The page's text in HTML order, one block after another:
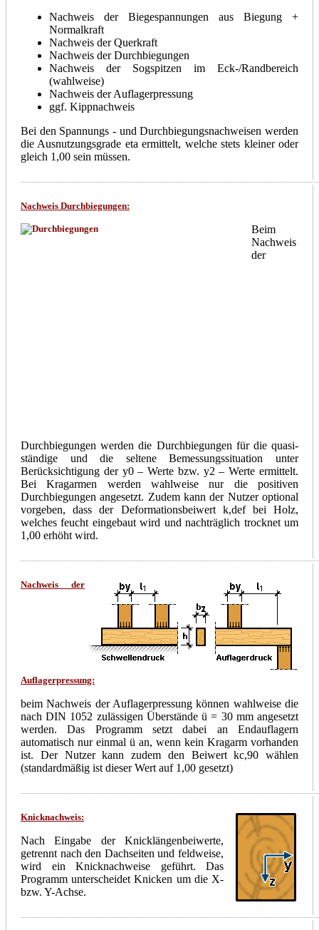
Nachweis der Biegespannungen aus Biegung +
Normalkraft
Nachweis der Querkraft
Nachweis der Durchbiegungen
Nachweis der Sogspitzen im Eck-/Randbereich
(wahlweise)
Nachweis der Auflagerpressung
ggf. Kippnachweis
Bei den Spannungs - und Durchbiegungsnachweisen werden
die Ausnutzungsgrade eta ermittelt, welche stets kleiner oder
gleich 1,00 sein müssen.
Nachweis Durchbiegungen:
Beim
Nachweis
der
Durchbiegungen werden die Durchbiegungen für die quasi-
ständige und die seltene Bemessungssituation unter
Berücksichtigung der y0 – Werte bzw. y2 – Werte ermittelt.
Bei Kragarmen werden wahlweise nur die positiven
Durchbiegungen angesetzt. Zudem kann der Nutzer optional
vorgeben, dass der Deformationsbeiwert k,def bei Holz,
welches feucht eingebaut wird und nachträglich trocknet um
1,00 erhöht wird.
Nachweis der
Auflagerpressung:
beim Nachweis der Auflagerpressung können wahlweise die
nach DIN 1052 zulässigen Überstände ü = 30 mm angesetzt
werden. Das Programm setzt dabei an Endauflagern
automatisch nur einmal ü an, wenn kein Kragarm vorhanden
ist. Der Nutzer kann zudem den Beiwert kc,90 wählen
(standardmäßig ist dieser Wert auf 1,00 gesetzt)
Knicknachweis:
Nach Eingabe der Knicklängenbeiwerte,
getrennt nach den Dachseiten und feldweise,
wird ein Knicknachweise geführt. Das
Programm unterscheidet Knicken um die X-
bzw. Y-Achse.